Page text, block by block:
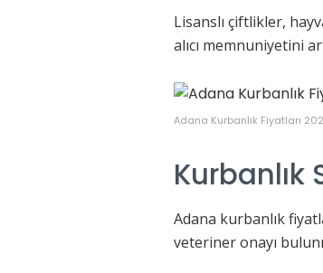
Lisanslı çiftlikler,
alıcı memnuniyetini
Adana Kurbanlık Fiyatları
Kurbanlık
Adana kurbanlık
veteriner onayı